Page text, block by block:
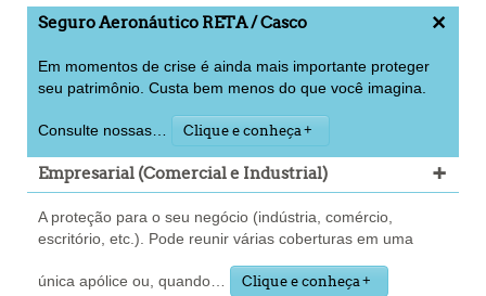
Seguro Aeronáutico RETA / Casco +
Em momentos de crise é ainda mais importante proteger
seu patrimônio. Custa bem menos do que você imagina.
Consulte nossas Clique e conheça
Empresarial (Comercial e Industrial) +
A proteção para o seu negócio (indústria, comércio,
escritório, etc.). Pode reunir várias coberturas em uma
única apólice ou, quando Clique e conheça